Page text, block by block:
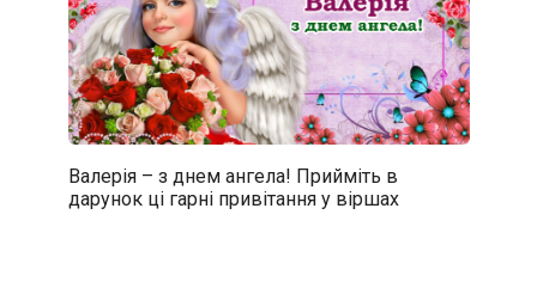
Валерія – з днем ангела! Прийміть в
дарунок ці гарні привітання у віршах